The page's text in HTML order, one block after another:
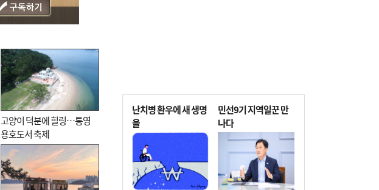
고양이 덕분에 힐링…통영
용호도서 축제
난치병 환우에 새 생명
을
민선9기 지역일꾼 만
나다